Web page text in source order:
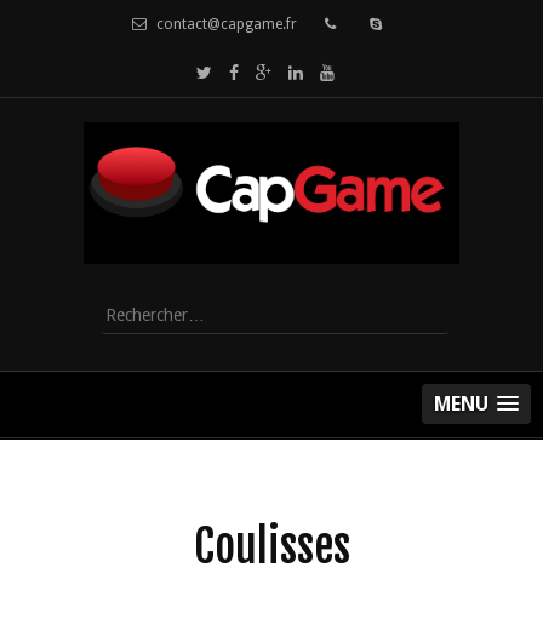
contact@capgame.fr
Rechercher :
MENU
Coulisses